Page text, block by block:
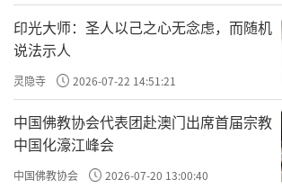
研究一下地狱怎么样。”科学
力”在地球表面创造和地狱一样
制造让人类下地狱的新武器。
再吓他们：“你一定要布施
报，不然会堕落到饿鬼道。饿
肚子很大，吃东西非常痛苦
印光大师：圣人以己之心无念虑，而随机
说法示人
灵隐寺 2026-07-22 14:51:21
中国佛教协会代表团赴澳门出席首届宗教
中国化濠江峰会
中国佛教协会 2026-07-20 13:00:40